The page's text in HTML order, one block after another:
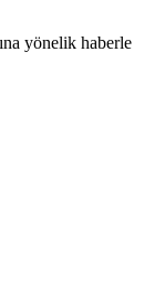
yönelik haberle